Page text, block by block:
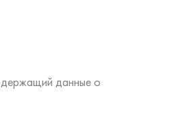
данные о